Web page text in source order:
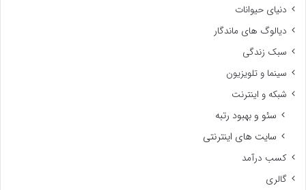
دنیای حیوانات
دیالوگ های ماندگار
سبک زندگی
سینما و تلویزیون
شبکه و اینترنت
سئو و بهبود رتبه
سایت های اینترنتی
کسب درآمد
گالری